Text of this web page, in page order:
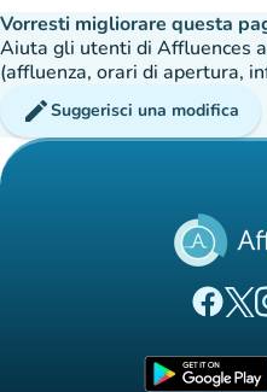
Vorresti migliorare questa
Aiuta gli utenti di Affluences
(affluenza, orari di apertura,
editSuggerisci una modifica